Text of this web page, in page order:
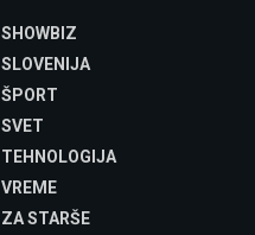
SHOWBIZ
SLOVENIJA
ŠPORT
SVET
TEHNOLOGIJA
VREME
ZA STARŠE